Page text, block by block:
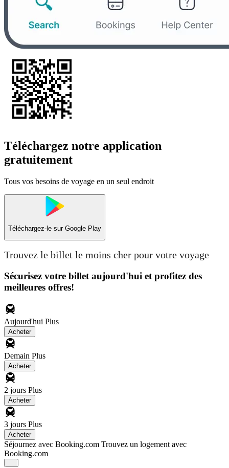
Téléchargez notre application
gratuitement
Tous vos besoins de voyage en un seul endroit
Téléchargez-le sur Google Play
Trouvez le billet le moins cher pour votre voyage
Sécurisez votre billet aujourd'hui et profitez des
meilleures offres!
Aujourd'hui Plus
Acheter
Demain Plus
Acheter
2 jours Plus
Acheter
3 jours Plus
Acheter
Séjournez avec Booking.com Trouvez un logement avec
Booking.com